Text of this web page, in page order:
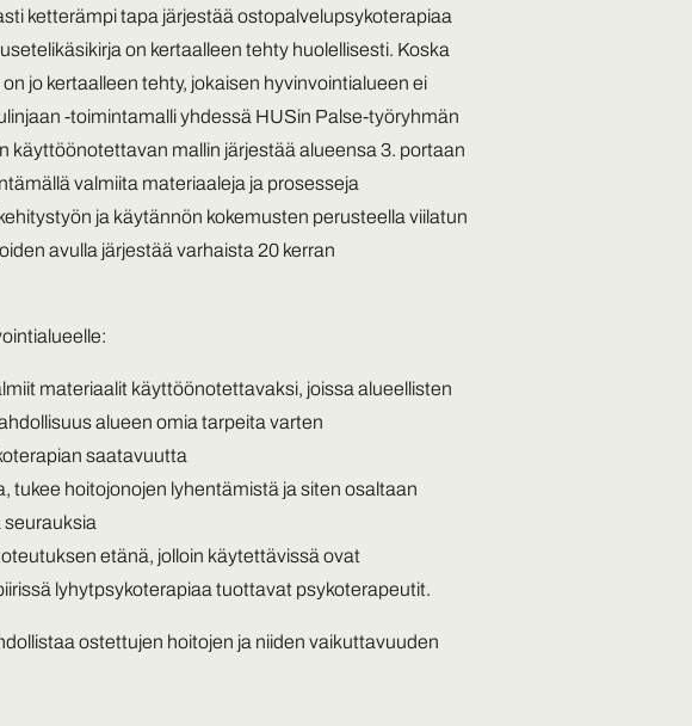
ketterämpi tapa järjestää ostopalvelupsykoterapiaa
on kertaalleen tehty huolellisesti. Koska
jo kertaalleen tehty, jokaisen hyvinvointialueen ei
-toimintamalli yhdessä HUSin Palse-työryhmän
käyttöönotettavan mallin järjestää alueensa 3. portaan
valmiita materiaaleja ja prosesseja
ja käytännön kokemusten perusteella viilatun
avulla järjestää varhaista 20 kerran
materiaalit käyttöönotettavaksi, joissa alueellisten
alueen omia tarpeita varten
saatavuutta
tukee hoitojonojen lyhentämistä ja siten osaltaan
seurauksia
etänä, jolloin käytettävissä ovat
lyhytpsykoterapiaa tuottavat psykoterapeutit.
ostettujen hoitojen ja niiden vaikuttavuuden